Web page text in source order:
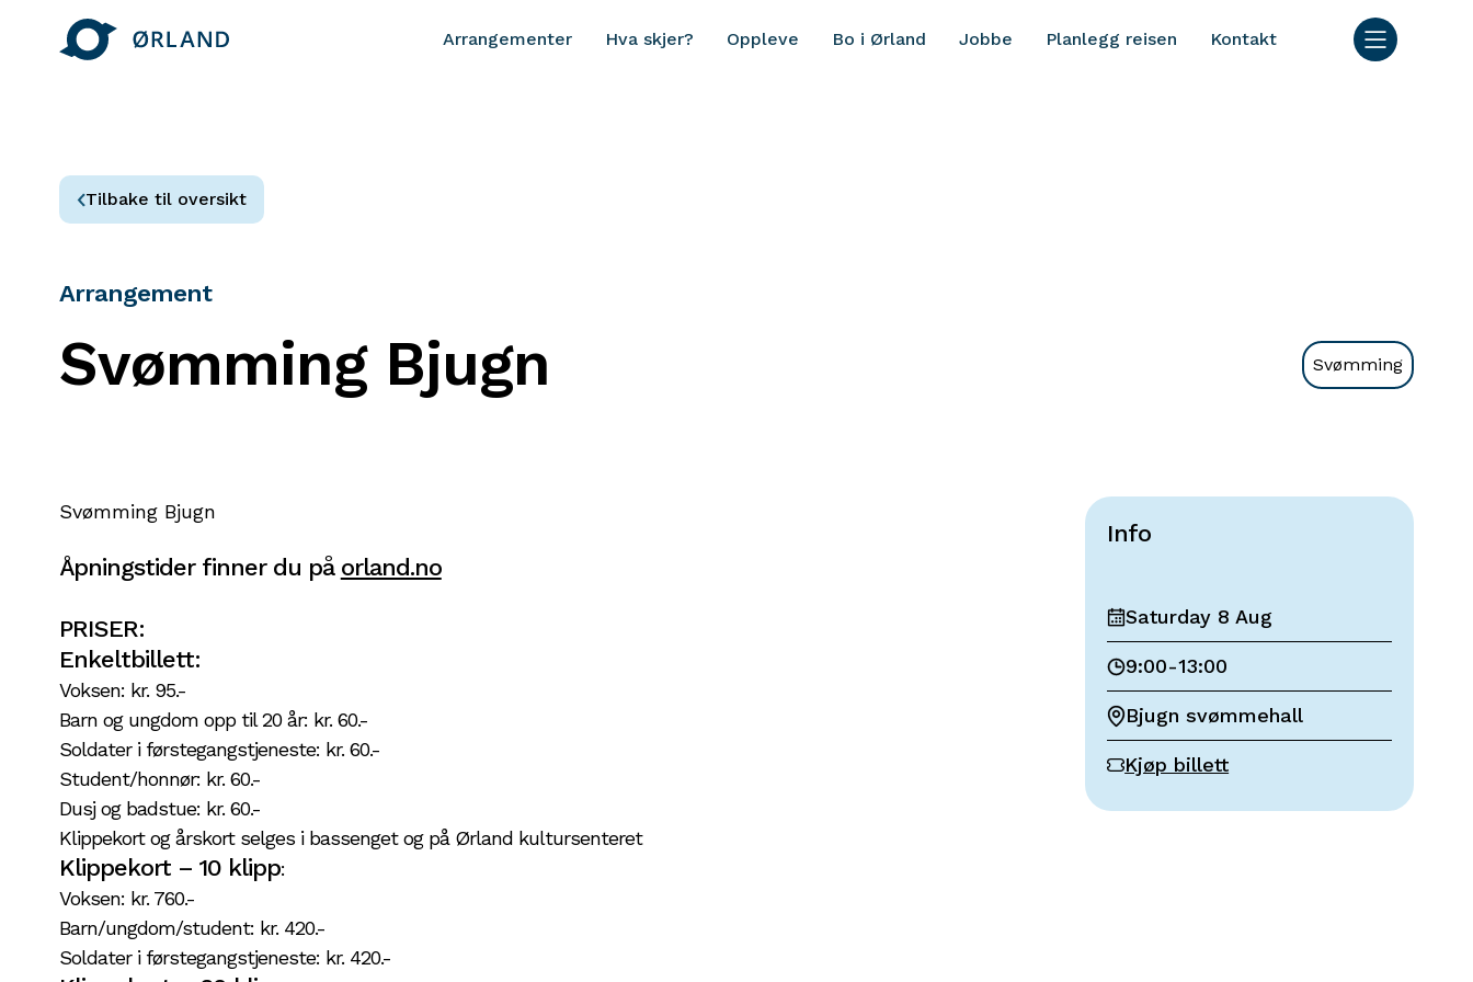
Arrangementer Hva skjer? Oppleve Bo i Ørland Jobbe Planlegg reisen Kontakt
Tilbake til oversikt
Arrangement
Svømming Bjugn Svømming
Svømming Bjugn
Åpningstider finner du på orland.no
PRISER:
Enkeltbillett:
Voksen: kr. 95.-
Barn og ungdom opp til 20 år: kr. 60.-
Soldater i førstegangstjeneste: kr. 60.-
Student/honnør: kr. 60.-
Dusj og badstue: kr. 60.-
Klippekort og årskort selges i bassenget og på Ørland kultursenteret
Klippekort – 10 klipp:
Voksen: kr. 760.-
Barn/ungdom/student: kr. 420.-
Soldater i førstegangstjeneste: kr. 420.-
Info
Saturday 8 Aug
9:00-13:00
Bjugn svømmehall
Kjøp billett